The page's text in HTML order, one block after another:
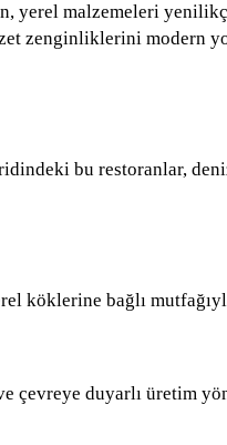
yerel malzemeleri
zenginliklerini modern
bu restoranlar,
köklerine bağlı
ve çevreye duyarlı üretim